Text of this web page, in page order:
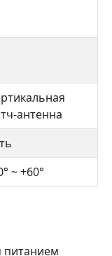
антенна
~ +60°
питанием